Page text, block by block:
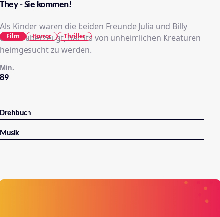
They - Sie kommen!
Als Kinder waren die beiden Freunde Julia und Billy
davon überzeugt, nachts von unheimlichen Kreaturen
heimgesucht zu werden.
89
Min.
Film Horror Thriller
Drehbuch
Musik